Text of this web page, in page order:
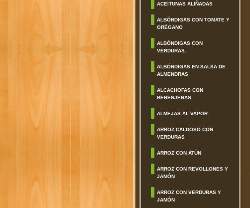
ACEITUNAS ALIÑADAS
ALBÓNDIGAS CON TOMATE Y
ORÉGANO
ALBÓNDIGAS CON
VERDURAS.
ALBÓNDIGAS EN SALSA DE
ALMENDRAS
ALCACHOFAS CON
BERENJENAS
ALMEJAS AL VAPOR
ARROZ CALDOSO CON
VERDURAS
ARROZ CON ATÚN
ARROZ CON REVOLLONES Y
JAMÓN
ARROZ CON VERDURAS Y
JAMÓN